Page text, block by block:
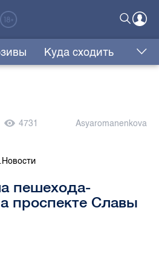
Куда сходить
4731 Asyaromanenkova
пешехода-
проспекте Славы